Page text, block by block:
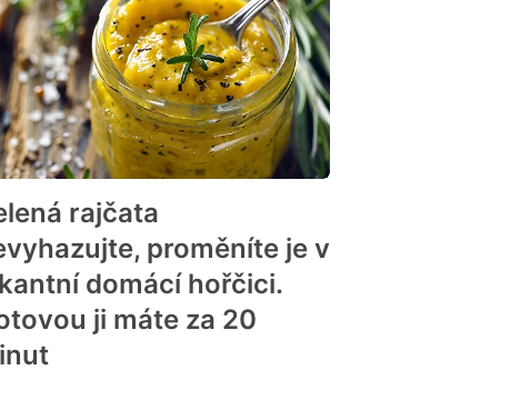
rajčata
proměníte je v
domácí hořčici.
ji máte za 20